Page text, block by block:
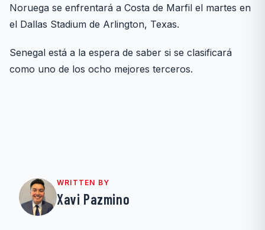
Noruega se enfrentará a Costa de Marfil el martes en
el Dallas Stadium de Arlington, Texas.
Senegal está a la espera de saber si se clasificará
como uno de los ocho mejores terceros.
WRITTEN BY
Xavi Pazmino